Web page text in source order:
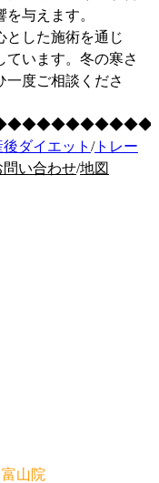
与えます。
とした施術を通じ
ています。冬の寒さ
一度ご相談くださ
後ダイエット /トレー
問い合わせ/地図
山院